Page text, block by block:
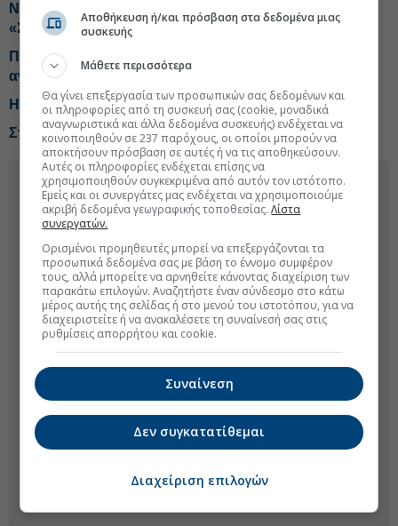
Νέα επίθεση από ΠΑΣΟΚ σε Αδ. Γεωργιάδη για τα
«Σπιτάκια Ανακύκλωσης»
Πυρά από ΠΑΣΟΚ κατά Αδ. Γεωργιάδη για τα «σπίτια
ανακύκλωσης»
Η Pfizer ανεβάζει τον πήχη για τις πωλήσεις του 2026
Στο 1,75 δισ. ευρώ οι ληξιπρόθεσμες της Υγείας
Αποθήκευση ή/και πρόσβαση στα δεδομένα μιας
συσκευής
Μάθετε περισσότερα
Θα γίνει επεξεργασία των προσωπικών σας δεδομένων και
οι πληροφορίες από τη συσκευή σας (cookie, μοναδικά
αναγνωριστικά και άλλα δεδομένα συσκευής) ενδέχεται να
κοινοποιηθούν σε 237 παρόχους, οι οποίοι μπορούν να
αποκτήσουν πρόσβαση σε αυτές ή να τις αποθηκεύσουν.
Αυτές οι πληροφορίες ενδέχεται επίσης να
χρησιμοποιηθούν συγκεκριμένα από αυτόν τον ιστότοπο.
Εμείς και οι συνεργάτες μας ενδέχεται να χρησιμοποιούμε
ακριβή δεδομένα γεωγραφικής τοποθεσίας.Λίστα
συνεργατών.
Ορισμένοι προμηθευτές μπορεί να επεξεργάζονται τα
προσωπικά δεδομένα σας με βάση το έννομο συμφέρον
τους, αλλά μπορείτε να αρνηθείτε κάνοντας διαχείριση των
παρακάτω επιλογών. Αναζητήστε έναν σύνδεσμο στο κάτω
μέρος αυτής της σελίδας ή στο μενού του ιστοτόπου, για να
διαχειριστείτε ή να ανακαλέσετε τη συναίνεσή σας στις
ρυθμίσεις απορρήτου και cookie.
Συναίνεση
Δεν συγκατατίθεμαι
Διαχείριση επιλογών